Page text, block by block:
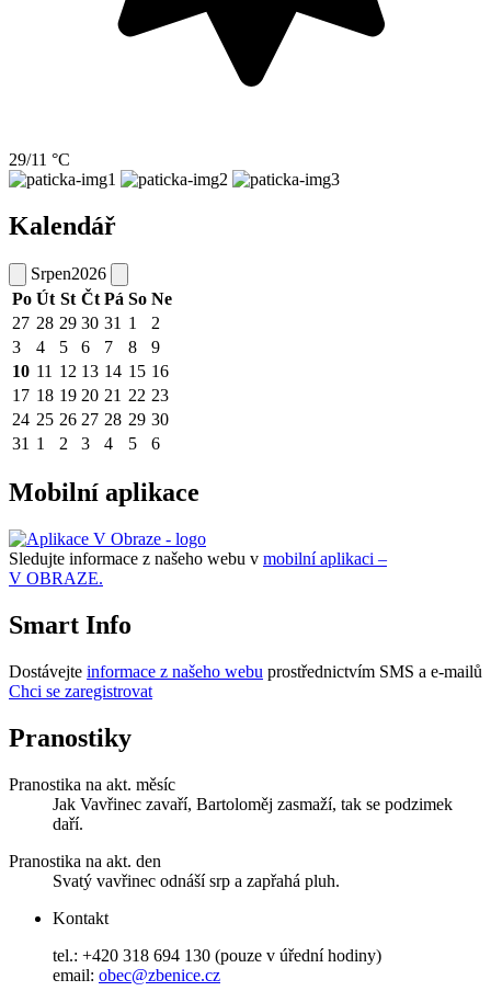
29/11 °C
Kalendář
Srpen2026
Po Út St Čt Pá So Ne
27 28 29 30 31 1
2
3
4 5 6 7 8
9
10 11 12 13 14 15 16
17 18 19 20 21 22 23
24 25 26 27 28 29 30
31 1 2 3 4 5 6
Mobilní aplikace
Sledujte informace z našeho webu v mobilní aplikaci –
V OBRAZE.
Smart Info
Dostávejte informace z našeho webu prostřednictvím SMS a e-mailů
Chci se zaregistrovat
Pranostiky
Pranostika na akt. měsíc
Jak Vavřinec zavaří, Bartoloměj zasmaží, tak se podzimek
daří.
Pranostika na akt. den
Svatý vavřinec odnáší srp a zapřahá pluh.
Kontakt
tel.: +420 318 694 130 (pouze v úřední hodiny)
email: obec@zbenice.cz